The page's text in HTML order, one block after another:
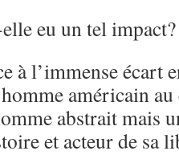
eu un tel impact?
à l’immense écart
américain
abstrait mais
et acteur de sa